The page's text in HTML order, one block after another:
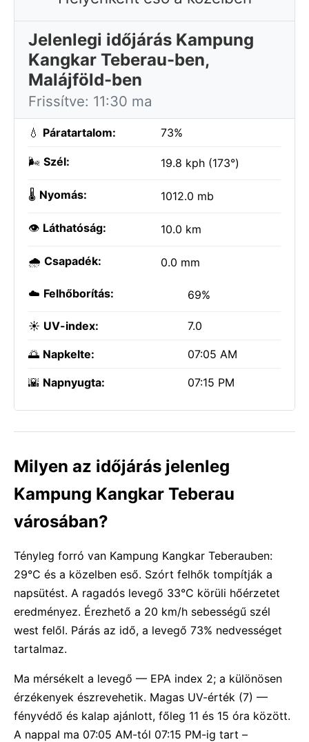
Jelenlegi időjárás Kampung
Kangkar Teberau-ben,
Malájföld-ben
Frissítve: 11:30 ma
💧 Páratartalom: 73%
🌬️ Szél: 19.8 kph (173°)
🌡️ Nyomás: 1012.0 mb
👁️ Láthatóság: 10.0 km
🌧️ Csapadék: 0.0 mm
☁️ Felhőborítás: 69%
☀️ UV-index: 7.0
🌅 Napkelte: 07:05 AM
🌇 Napnyugta: 07:15 PM
Milyen az időjárás jelenleg
Kampung Kangkar Teberau
városában?
Tényleg forró van Kampung Kangkar Teberauben:
29°C és a közelben eső. Szórt felhők tompítják a
napsütést. A ragadós levegő 33°C körüli hőérzetet
eredményez. Érezhető a 20 km/h sebességű szél
west felől. Párás az idő, a levegő 73% nedvességet
tartalmaz.
Ma mérsékelt a levegő — EPA index 2; a különösen
érzékenyek észrevehetik. Magas UV-érték (7) —
fényvédő és kalap ajánlott, főleg 11 és 15 óra között.
A nappal ma 07:05 AM-tól 07:15 PM-ig tart –